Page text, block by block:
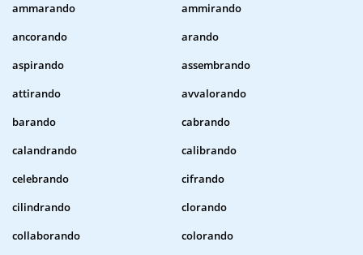
ammarando
ammirando
ancorando
arando
aspirando
assembrando
attirando
avvalorando
barando
cabrando
calandrando
calibrando
celebrando
cifrando
cilindrando
clorando
collaborando
colorando